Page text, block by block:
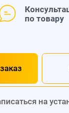
по товару
на